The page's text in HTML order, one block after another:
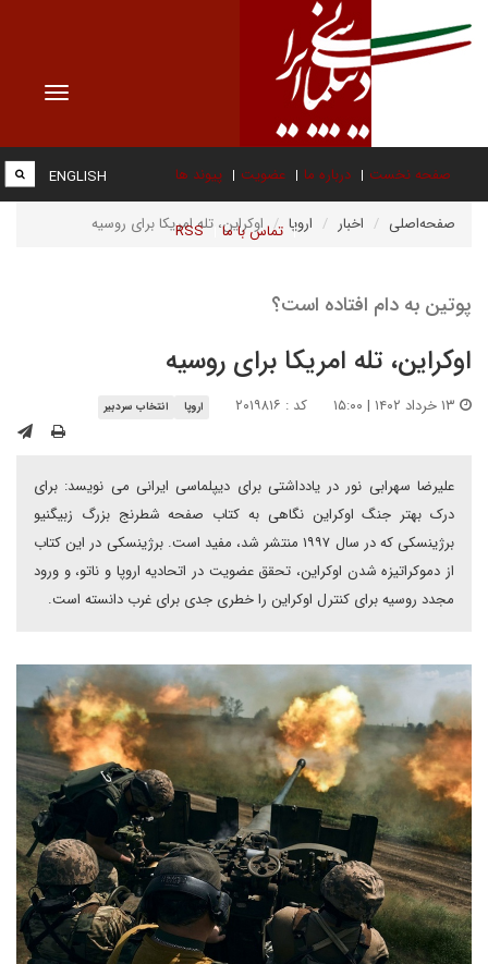
Toggle
صفحه نخست درباره ما عضویت پیوند ها
تماس با ما RSS
ENGLISH
صفحه‌اصلی اخبار اروپا اوکراین، تله امریکا برای روسیه
پوتین به دام افتاده است؟
اوکراین، تله امریکا برای روسیه
کد : ۲۰۱۹۸۱۶ اروپا انتخاب سردبیر
علیرضا سهرابی نور در یادداشتی برای دیپلماسی ایرانی می نویسد: برای
درک بهتر جنگ اوکراین نگاهی به کتاب صفحه شطرنج بزرگ زبیگنیو
برژینسکی که در سال ۱۹۹۷ منتشر شد، مفید است. برژینسکی در این کتاب
از دموکراتیزه شدن اوکراین، تحقق عضویت در اتحادیه اروپا و ناتو، و ورود
مجدد روسیه برای کنترل اوکراین را خطری جدی برای غرب دانسته است.